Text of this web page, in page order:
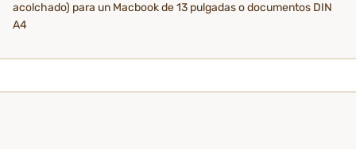
acolchado) para un Macbook de 13 pulgadas o documentos DIN
A4